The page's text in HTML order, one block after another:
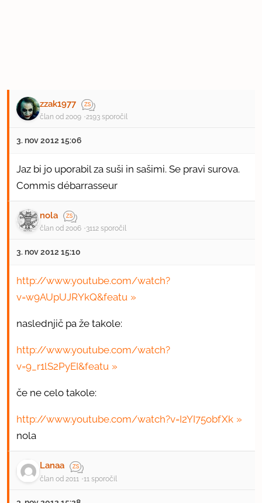
zzak1977
član od 2009 2193 sporočil
3. nov 2012 15:06
Jaz bi jo uporabil za suši in sašimi. Se pravi surova.
Commis débarrasseur
nola
član od 2006 3112 sporočil
3. nov 2012 15:10
http://www.youtube.com/watch?
v=w9AUpUJRYkQ&featu
naslednjič pa že takole:
http://www.youtube.com/watch?
v=9_r1lS2PyEI&featu
če ne celo takole:
http://www.youtube.com/watch?v=I2YI75obfXk
nola
Lanaa
član od 2011 11 sporočil